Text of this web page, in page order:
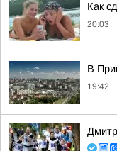
Как
20:03
В
19:42